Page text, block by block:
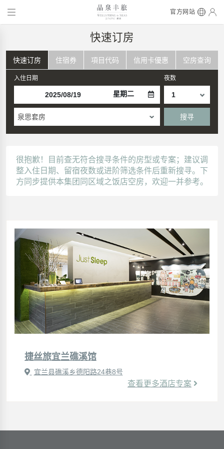
官方网站
快速订房
快速订房 住宿券 項目代码 信用卡優惠 空房查询
入住日期
星期二
夜数
泉思套房 搜寻
很抱歉！目前查无符合搜寻条件的房型或专案；建议调
整入住日期、留宿夜数或进阶筛选条件后重新搜寻。下
方同步提供本集团同区域之饭店空房，欢迎一并参考。
捷丝旅宜兰礁溪馆
宜兰县礁溪乡德阳路24巷8号
查看更多酒店专案